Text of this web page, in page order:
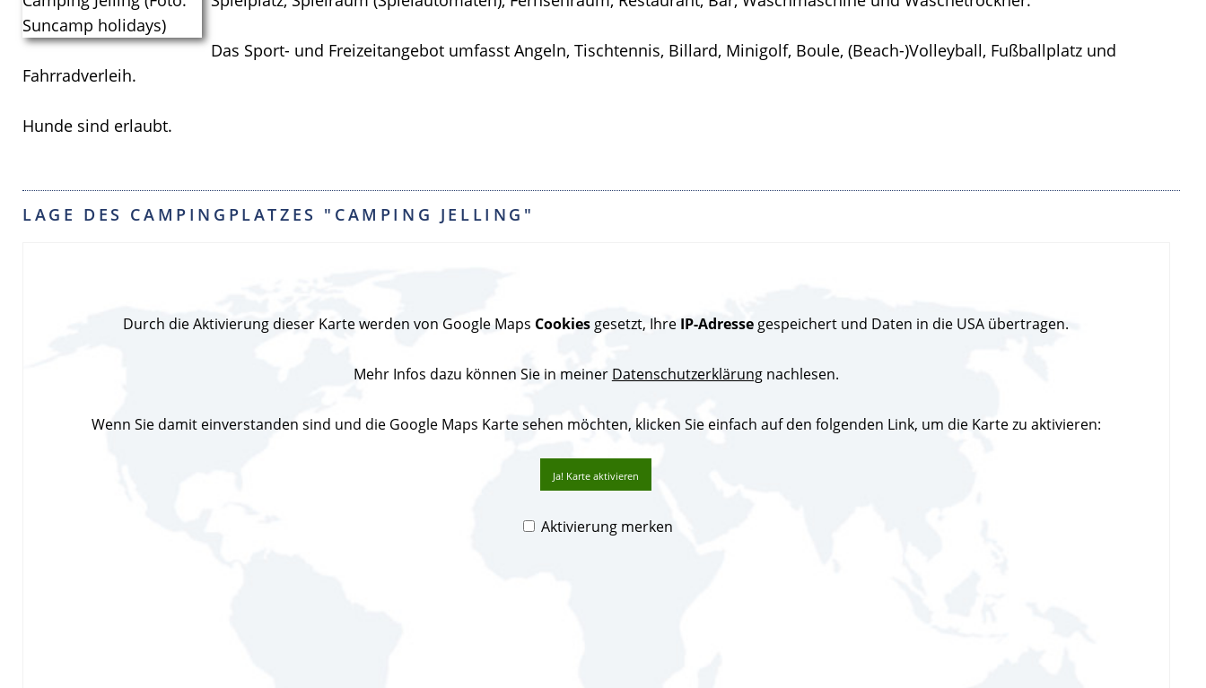
Das Sport- und Freizeitangebot umfasst Angeln, Tischtennis, Billard, Minigolf, Boule, (Beach-)Volleyball, Fußballplatz und
Fahrradverleih.
Hunde sind erlaubt.
LAGE DES CAMPINGPLATZES "CAMPING JELLING"
Durch die Aktivierung dieser Karte werden von Google Maps Cookies gesetzt, Ihre IP-Adresse gespeichert und Daten in die USA übertragen.
Mehr Infos dazu können Sie in meiner Datenschutzerklärungnachlesen.
Wenn Sie damit einverstanden sind und die Google Maps Karte sehen möchten, klicken Sie einfach auf den folgenden Link, um die Karte zu aktivieren:
Ja! Karte aktivieren
Aktivierung merken